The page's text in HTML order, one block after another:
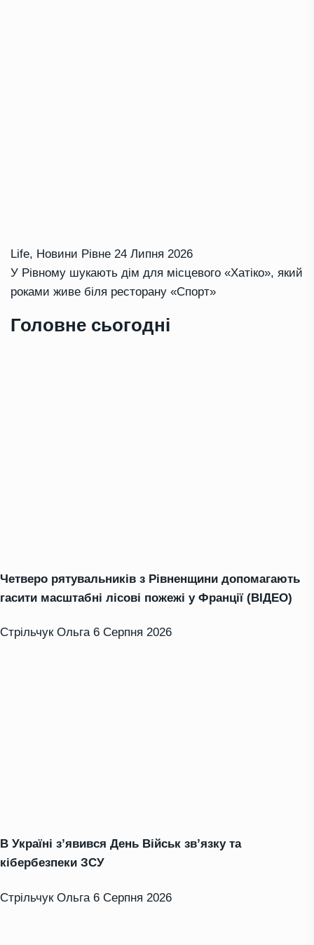
Life, Новини Рівне 24 Липня 2026
У Рівному шукають дім для місцевого «Хатіко», який
роками живе біля ресторану «Спорт»
Головне сьогодні
Четверо рятувальників з Рівненщини допомагають
гасити масштабні лісові пожежі у Франції (ВІДЕО)
Стрільчук Ольга 6 Серпня 2026
В Україні з’явився День Військ зв’язку та
кібербезпеки ЗСУ
Стрільчук Ольга 6 Серпня 2026